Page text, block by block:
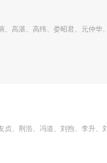
、高湛、高纬、娄昭君、元仲
贞、荆浩、冯道、刘煦、李升